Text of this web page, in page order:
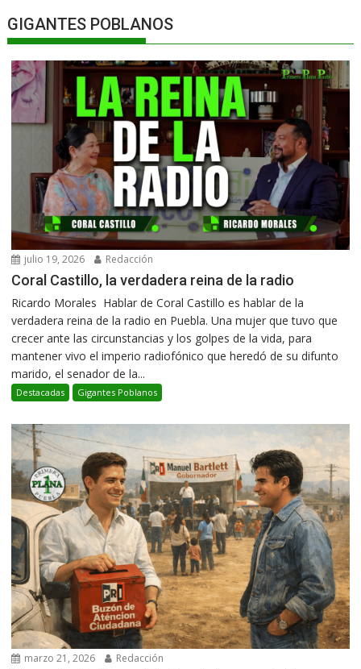
GIGANTES POBLANOS
julio 19, 2026 Redacción
Coral Castillo, la verdadera reina de la radio
Ricardo Morales Hablar de Coral Castillo es hablar de la
verdadera reina de la radio en Puebla. Una mujer que tuvo que
crecer ante las circunstancias y los golpes de la vida, para
mantener vivo el imperio radiofónico que heredó de su difunto
marido, el senador de la...
Destacadas Gigantes Poblanos
marzo 21, 2026 Redacción